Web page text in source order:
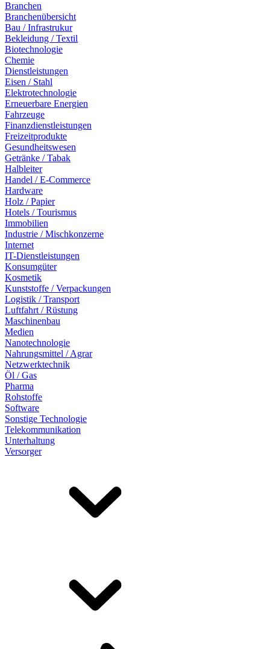
Branchen
Branchenübersicht
Bau / Infrastrukur
Bekleidung / Textil
Biotechnologie
Chemie
Dienstleistungen
Eisen / Stahl
Elektrotechnologie
Erneuerbare Energien
Fahrzeuge
Finanzdienstleistungen
Freizeitprodukte
Gesundheitswesen
Getränke / Tabak
Halbleiter
Handel / E-Commerce
Hardware
Holz / Papier
Hotels / Tourismus
Immobilien
Industrie / Mischkonzerne
Internet
IT-Dienstleistungen
Konsumgüter
Kosmetik
Kunststoffe / Verpackungen
Logistik / Transport
Luftfahrt / Rüstung
Maschinenbau
Medien
Nanotechnologie
Nahrungsmittel / Agrar
Netzwerktechnik
Öl / Gas
Pharma
Rohstoffe
Software
Sonstige Technologie
Telekommunikation
Unterhaltung
Versorger